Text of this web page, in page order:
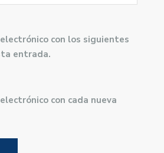
con los siguientes
entrada.
con cada nueva